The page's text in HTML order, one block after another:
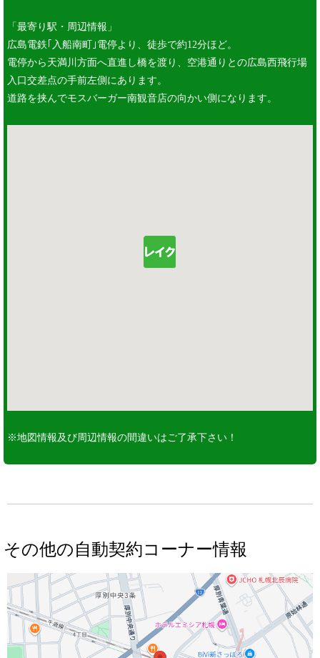
「最寄り駅・周辺情報」
広島電鉄｢入船南町｣電停より、徒歩で約12分ほど。
電停から天満川方面へ直進し橋を渡り、空港通りとの広島西飛行場
入口交差点の手前左側にあります。
道路を挟んでモスバーガー南観音店の向かい側になります。
※地図情報及び周辺情報の間違いはご了承下さい！
その他の自動契約コーナー情報